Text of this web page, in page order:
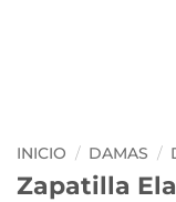
INICIO / DAMAS /
Zapatilla